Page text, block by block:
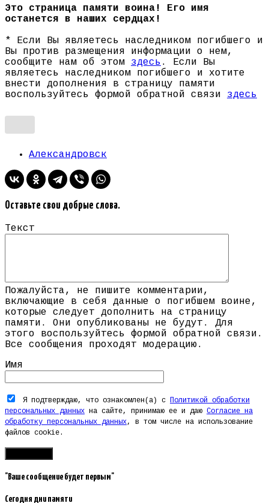
Это страница памяти воина! Его имя
останется в наших сердцах!
* Если Вы являетесь наследником погибшего и
Вы против размещения информации о нем,
сообщите нам об этом здесь . Если Вы
являетесь наследником погибшего и хотите
внести дополнения в страницу памяти
воспользуйтесь формой обратной связи здесь
Александровск
Оставьте свои добрые слова.
Текст
Пожалуйста, не пишите комментарии,
включающие в себя данные о погибшем воине,
которые следует дополнить на страницу
памяти. Они опубликованы не будут. Для
этого воспользуйтесь формой обратной связи.
Все сообщения проходят модерацию.
Имя
Я подтверждаю, что ознакомлен(а) с
Политикой обработки
персональных данных на сайте, принимаю ее и даю Согласие на
обработку персональных данных, в том числе на использование
файлов cookie.
"Ваше сообщение будет первым"
Сегодня дни памяти